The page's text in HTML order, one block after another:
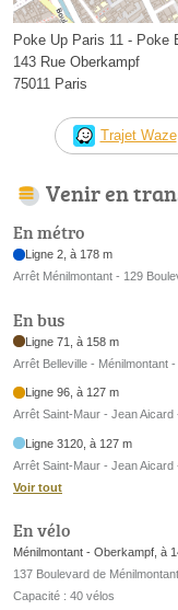
Poke Up Paris 11 - Poke
143 Rue Oberkampf
75011 Paris
Trajet Waze
Venir en
En métro
Ligne 2, à 178 m
Arrêt Ménilmontant - 129
En bus
Ligne 71, à 158 m
Arrêt Belleville - Ménilmontant
Ligne 96, à 127 m
Arrêt Saint-Maur - Jean
Ligne 3120, à 127 m
Arrêt Saint-Maur - Jean
Voir tout
En vélo
Ménilmontant - Oberkampf, à
137 Boulevard de Ménilmontant
Capacité : 40 vélos